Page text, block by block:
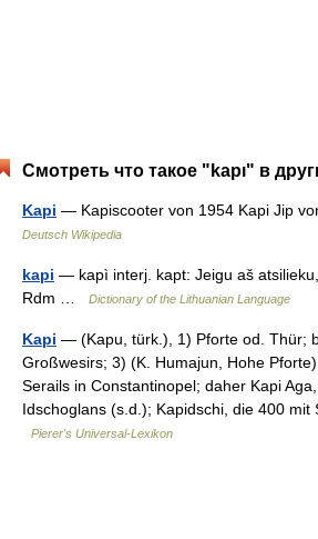
Смотреть что такое "kapı" в
Kapi — Kapiscooter von 1954 Kapi Jip
Deutsch Wikipedia
kapi — kapì interj. kapt: Jeigu aš
Rdm …
Dictionary of the Lithuanian Language
Kapi — (Kapu, türk.), 1) Pforte od. Thür;
Großwesirs; 3) (K. Humajun, Hohe
Serails in Constantinopel; daher Kapi
Idschoglans (s.d.); Kapidschi, die 400
Pierer's Universal-Lexikon